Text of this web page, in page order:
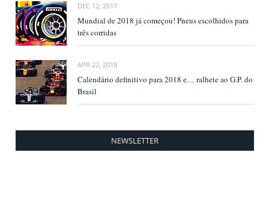
DEC 12, 2017
Mundial de 2018 já começou! Pneus escolhidos para
três corridas
APR 22, 2018
Calendário definitivo para 2018 e… ralhete ao G.P. do
Brasil
NEWSLETTER